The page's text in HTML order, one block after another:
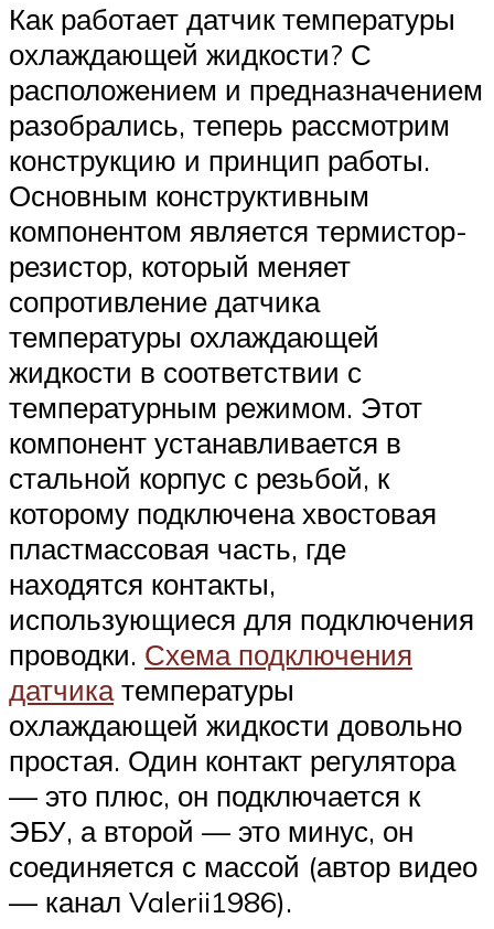
Как работает датчик температуры
охлаждающей жидкости? С
расположением и предназначением
разобрались, теперь рассмотрим
конструкцию и принцип работы.
Основным конструктивным
компонентом является термистор-
резистор, который меняет
сопротивление датчика
температуры охлаждающей
жидкости в соответствии с
температурным режимом. Этот
компонент устанавливается в
стальной корпус с резьбой, к
которому подключена хвостовая
пластмассовая часть, где
находятся контакты,
использующиеся для подключения
проводки. Схема подключения
датчикатемпературы
охлаждающей жидкости довольно
простая. Один контакт регулятора
— это плюс, он подключается к
ЭБУ, а второй — это минус, он
соединяется с массой (автор видео
— канал Valerii1986).